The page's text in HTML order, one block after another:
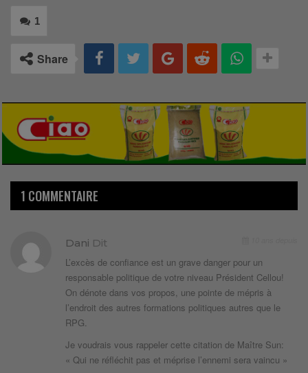
1
Share
1 COMMENTAIRE
Dani Dit
L’excès de confiance est un grave danger pour un
responsable politique de votre niveau Président Cellou!
On dénote dans vos propos, une pointe de mépris à
l’endroit des autres formations politiques autres que le
RPG.
Je voudrais vous rappeler cette citation de Maître Sun:
« Qui ne réfléchit pas et méprise l’ennemi sera vaincu »